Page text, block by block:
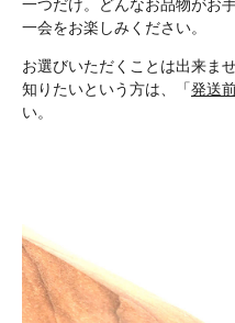
一つだけ。どんなお品物がお
一会をお楽しみください。
お選びいただくことは出来ま
知りたいという方は、「発送
い。